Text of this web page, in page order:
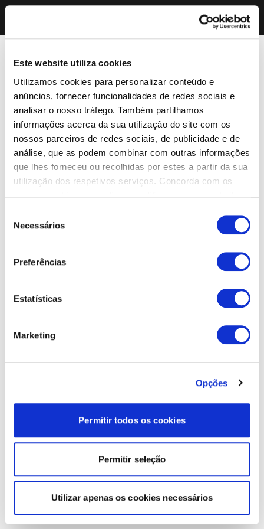
Este website utiliza cookies
Utilizamos cookies para personalizar conteúdo e
anúncios, fornecer funcionalidades de redes sociais e
analisar o nosso tráfego. Também partilhamos
informações acerca da sua utilização do site com os
nossos parceiros de redes sociais, de publicidade e de
análise, que as podem combinar com outras informações
que lhes forneceu ou recolhidas por estes a partir da sua
utilização dos respetivos serviços. Concorda com os
Necessários
Preferências
Estatísticas
Marketing
Opções
Permitir todos os cookies
Permitir seleção
Utilizar apenas os cookies necessários